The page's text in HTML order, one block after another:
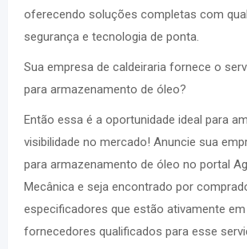
oferecendo soluções completas com
segurança e tecnologia de ponta.
Sua empresa de caldeiraria fornece o
para armazenamento de óleo?
Então essa é a oportunidade ideal para
visibilidade no mercado! Anuncie sua
para armazenamento de óleo no portal
Mecânica e seja encontrado por
especificadores que estão ativamente
fornecedores qualificados para esse